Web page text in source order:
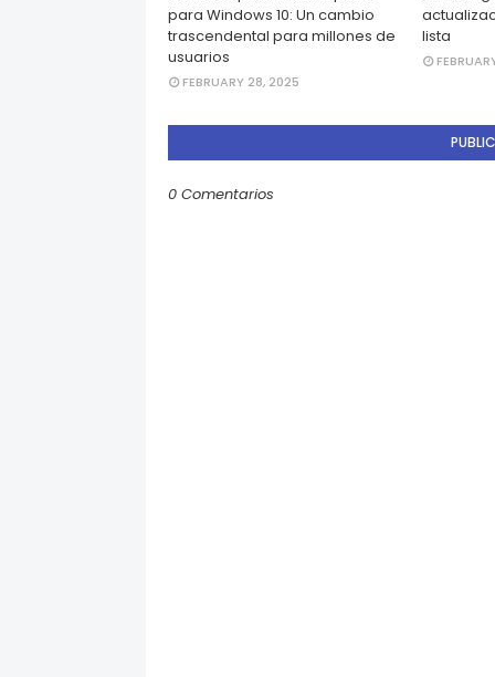
para Windows 10: Un cambio
trascendental para millones de
usuarios
FEBRUARY 28, 2025
lista
0 Comentarios